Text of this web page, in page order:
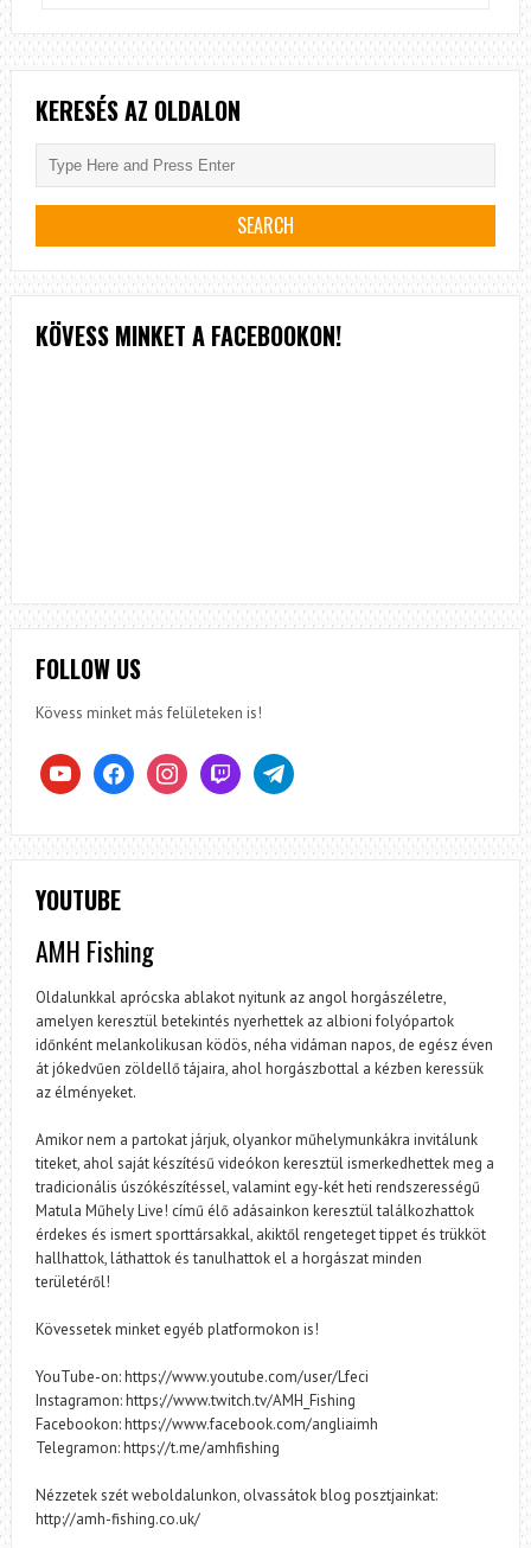
MERT
CHUB’ÍT
KERESÉS AZ OLDALON
KÖVESS MINKET A FACEBOOKON!
FOLLOW US
Kövess minket más felületeken is!
youtube facebookinstagramtwitch telegram
YOUTUBE
AMH Fishing
Oldalunkkal aprócska ablakot nyitunk az angol horgászéletre,
amelyen keresztül betekintés nyerhettek az albioni folyópartok
időnként melankolikusan ködös, néha vidáman napos, de egész éven
át jókedvűen zöldellő tájaira, ahol horgászbottal a kézben keressük
az élményeket.
Amikor nem a partokat járjuk, olyankor műhelymunkákra invitálunk
titeket, ahol saját készítésű videókon keresztül ismerkedhettek meg a
tradicionális úszókészítéssel, valamint egy-két heti rendszerességű
Matula Műhely Live! című élő adásainkon keresztül találkozhattok
érdekes és ismert sporttársakkal, akiktől rengeteget tippet és trükköt
hallhattok, láthattok és tanulhattok el a horgászat minden
területéről!
Kövessetek minket egyéb platformokon is!
YouTube-on: https://www.youtube.com/user/Lfeci
Instagramon: https://www.twitch.tv/AMH_Fishing
Facebookon: https://www.facebook.com/angliaimh
Telegramon: https://t.me/amhfishing
Nézzetek szét weboldalunkon, olvassátok blog posztjainkat:
http://amh-fishing.co.uk/